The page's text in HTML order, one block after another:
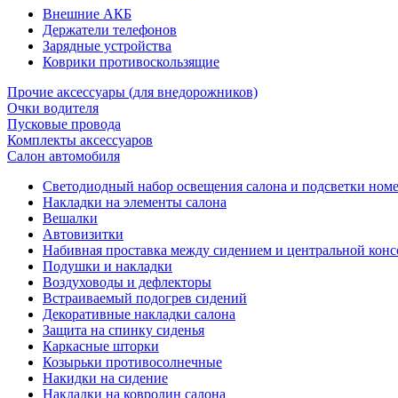
Внешние АКБ
Держатели телефонов
Зарядные устройства
Коврики противоскользящие
Прочие аксессуары (для внедорожников)
Очки водителя
Пусковые провода
Комплекты аксессуаров
Салон автомобиля
Светодиодный набор освещения салона и подсветки
Накладки на элементы салона
Вешалки
Автовизитки
Набивная проставка между сидением и центральной
Подушки и накладки
Воздуховоды и дефлекторы
Встраиваемый подогрев сидений
Декоративные накладки салона
Защита на спинку сиденья
Каркасные шторки
Козырьки противосолнечные
Накидки на сидение
Накладки на ковролин салона